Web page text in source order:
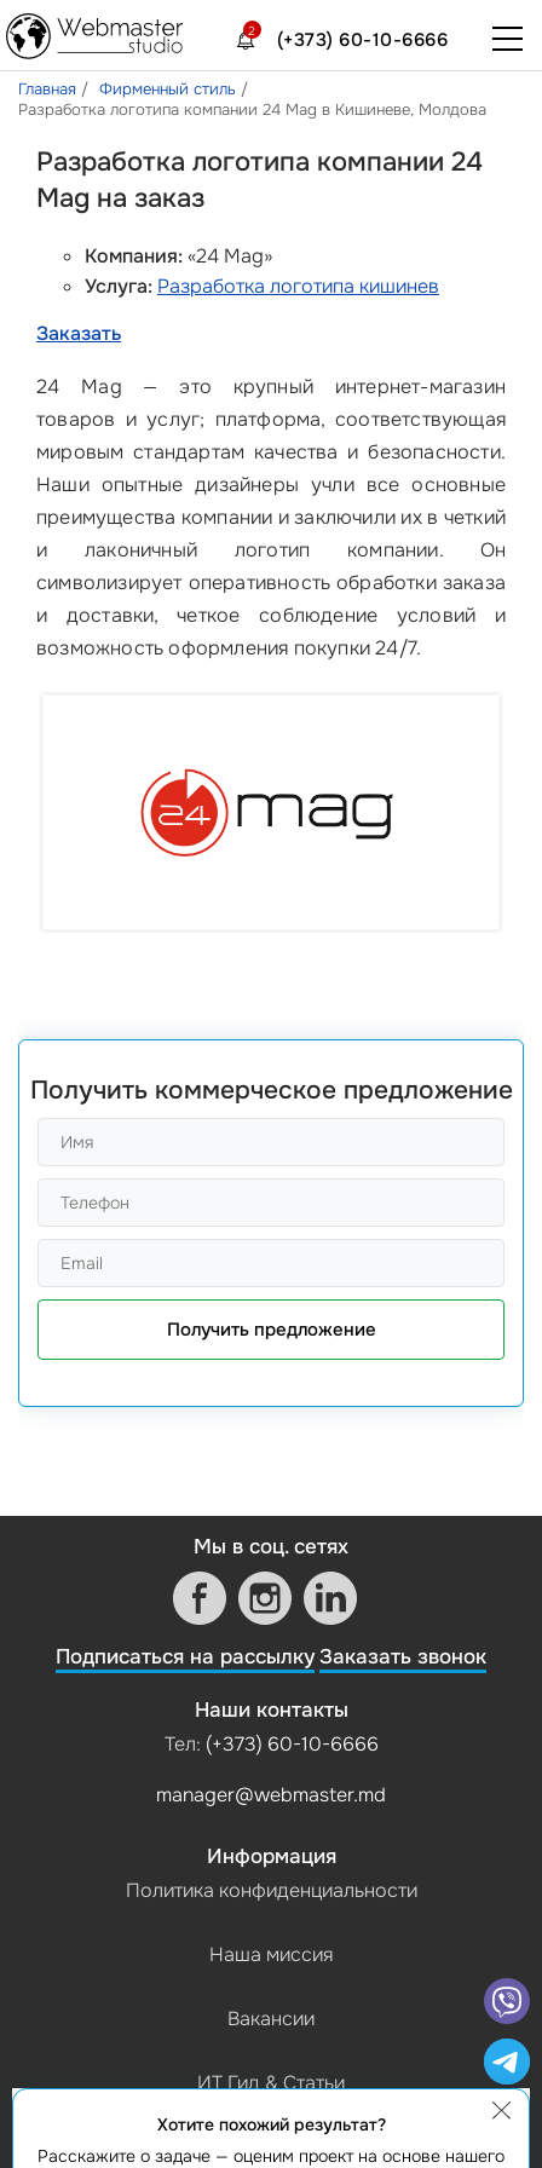
(+373) 60-10-6666
2
Главная
Фирменный стиль
Разработка логотипа компании 24 Mag в Кишиневе, Молдова
Разработка логотипа компании 24
Mag на заказ
Компания:«24 Mag»
Услуга: Разработка логотипа кишинев
Заказать
24 Mag — это крупный интернет-магазин
товаров и услуг; платформа, соответствующая
мировым стандартам качества и безопасности.
Наши опытные дизайнеры учли все основные
преимущества компании и заключили их в четкий
и лаконичный логотип компании. Он
символизирует оперативность обработки заказа
и доставки, четкое соблюдение условий и
возможность оформления покупки 24/7.
Получить коммерческое предложение
Получить предложение
Мы в соц. сетях
Подписаться на рассылкуЗаказать звонок
Наши контакты
Тел: (+373) 60-10-6666
manager@webmaster.md
Информация
Политика конфиденциальности
Наша миссия
Вакансии
ИТ Гид & Статьи
График работы
Хотите похожий результат?
Расскажите о задаче — оценим проект на основе нашего